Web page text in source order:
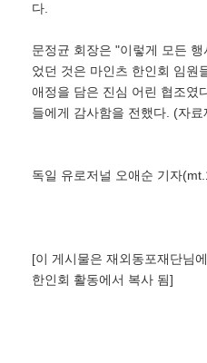
다.
문정균 회장은 ʺ이렇게 모든
었던 것은 마인츠 한인회 임원
애정을 담은 진심 어린 협조였
들에게 감사함을 전했다. (자
독일 유로저널 오애순 기자
[이 게시물은 재외동포재단님
한인회 활동에서 복사 됨]